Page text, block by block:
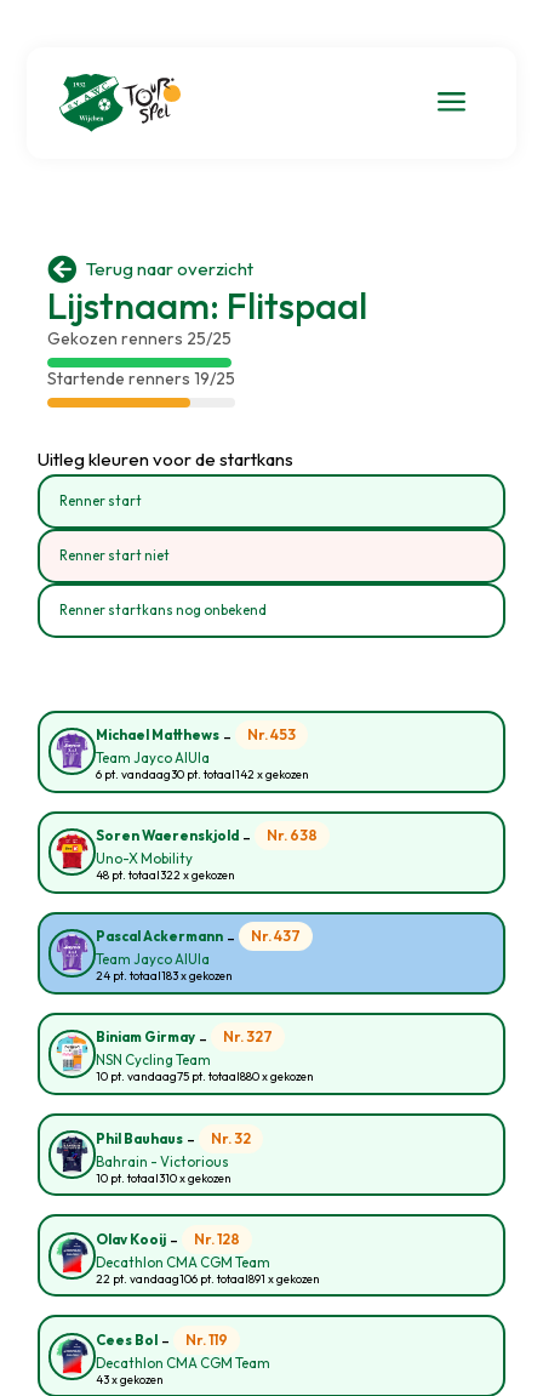
a
 Terug naar overzicht
Lijstnaam: Flitspaal
Gekozen renners 25/25
Startende renners 19/25
Uitleg kleuren voor de startkans
Renner start
Renner start niet
Renner startkans nog onbekend
Michael Matthews - Nr. 453
Team Jayco AlUla
6 pt. vandaag30 pt. totaal142 x gekozen
Soren Waerenskjold - Nr. 638
Uno-X Mobility
48 pt. totaal322 x gekozen
Pascal Ackermann - Nr. 437
Team Jayco AlUla
24 pt. totaal183 x gekozen
Biniam Girmay - Nr. 327
NSN Cycling Team
10 pt. vandaag75 pt. totaal880 x gekozen
Phil Bauhaus - Nr. 32
Bahrain - Victorious
10 pt. totaal310 x gekozen
Olav Kooij - Nr. 128
Decathlon CMA CGM Team
22 pt. vandaag106 pt. totaal891 x gekozen
Cees Bol - Nr. 119
Decathlon CMA CGM Team
43 x gekozen